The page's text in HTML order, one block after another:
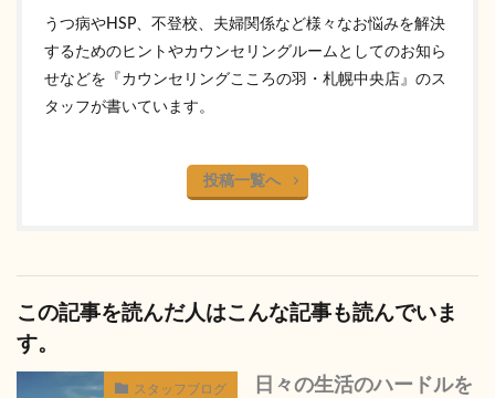
うつ病やHSP、不登校、夫婦関係など様々なお悩みを解決
するためのヒントやカウンセリングルームとしてのお知ら
せなどを『カウンセリングこころの羽・札幌中央店』のス
タッフが書いています。
投稿一覧へ
この記事を読んだ人はこんな記事も読んでいま
す。
スタッフブログ
日々の生活のハードルを